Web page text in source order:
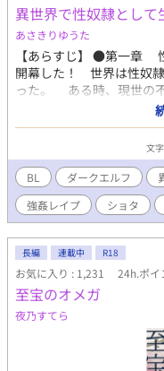
異世界で性奴隷とし
あさきりゆうた
【あらすじ】 ●第一章
開幕した！ 世界は性奴
った。 ある時、現世の
士の性奴隷となってし
「性奴隷の家」内で、脱
なった。その友人に課せ
的な拷問であった！ ●第
から一人の性奴隷候補の
男の子だった。その子の
ドプレイでお仕置きをす
品となっております 【
まってすいませんでした(
ショタのダークエルフに
するだけのおはなしです
な」を投稿します。一応
「助けた礼は体で支払っ
リアスな展開。そして
しました。まあ昔やって
んが……。 「欲望に任せ
文
BL ダークエルフ
強姦レイプ
ショタ
長編 連載中 R18
お気に入り : 1,231 24h.ポイ
至宝のオメガ
夜乃すてら